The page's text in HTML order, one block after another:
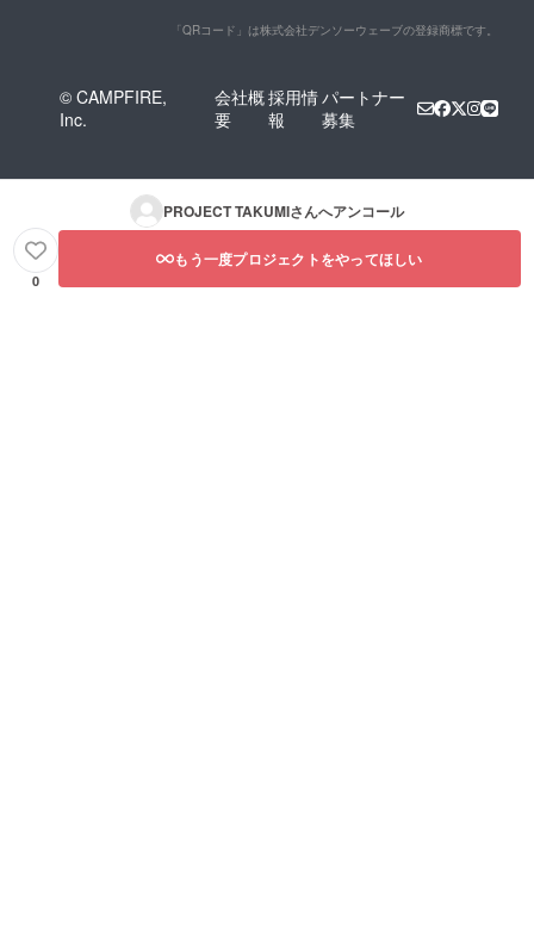
「QRコード」は株式会社デンソーウェーブの登録商標です。
© CAMPFIRE,
Inc.
会社概
要
採用情
報
パートナー
募集
PROJECT TAKUMIさんへアンコール
0
もう一度プロジェクトをやってほしい